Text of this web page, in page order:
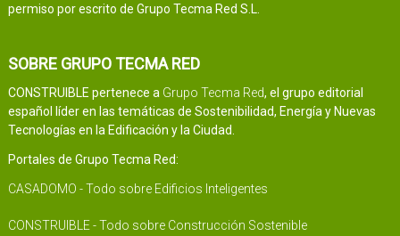
permiso por escrito de Grupo Tecma Red S.L.
SOBRE GRUPO TECMA RED
CONSTRUIBLE pertenece a Grupo Tecma Red, el grupo editorial
español líder en las temáticas de Sostenibilidad, Energía y Nuevas
Tecnologías en la Edificación y la Ciudad.
Portales de Grupo Tecma Red:
CASADOMO - Todo sobre Edificios Inteligentes
CONSTRUIBLE - Todo sobre Construcción Sostenible